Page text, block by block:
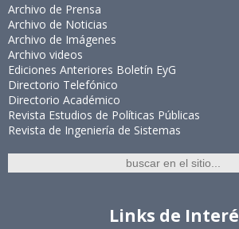
Archivo de Prensa
Archivo de Noticias
Archivo de Imágenes
Archivo videos
Ediciones Anteriores Boletín EyG
Directorio Telefónico
Directorio Académico
Revista Estudios de Políticas Públicas
Revista de Ingeniería de Sistemas
Links de